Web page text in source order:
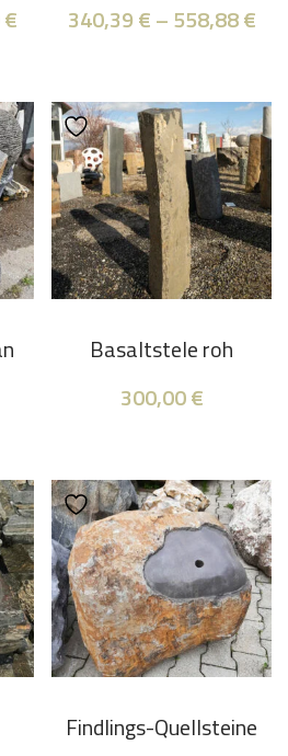
€
340,39€–558,88€
Basaltstele roh
300,00€
Findlings-Quellsteine